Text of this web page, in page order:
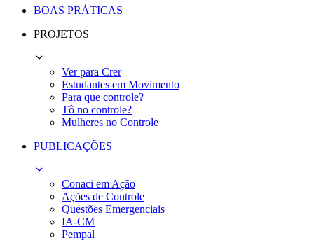
BOAS PRÁTICAS
PROJETOS
Ver para Crer
Estudantes em Movimento
Para que controle?
Tô no controle?
Mulheres no Controle
PUBLICAÇÕES
Conaci em Ação
Ações de Controle
Questões Emergenciais
IA-CM
Pempal